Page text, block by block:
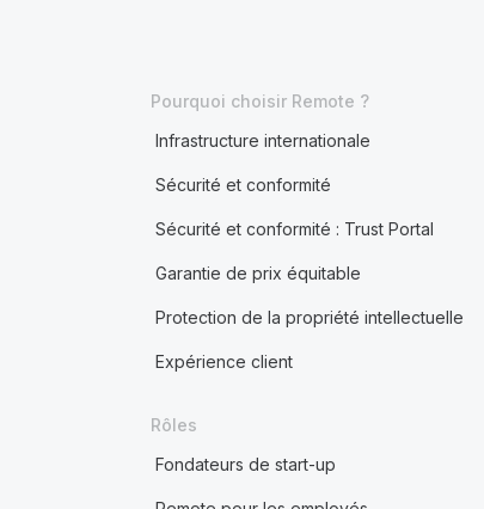
Pourquoi choisir Remote ?
Infrastructure internationale
Sécurité et conformité
Sécurité et conformité : Trust Portal
Garantie de prix équitable
Protection de la propriété intellectuelle
Expérience client
Rôles
Fondateurs de start-up